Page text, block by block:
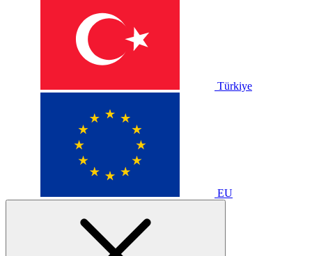
Türkiye
EU